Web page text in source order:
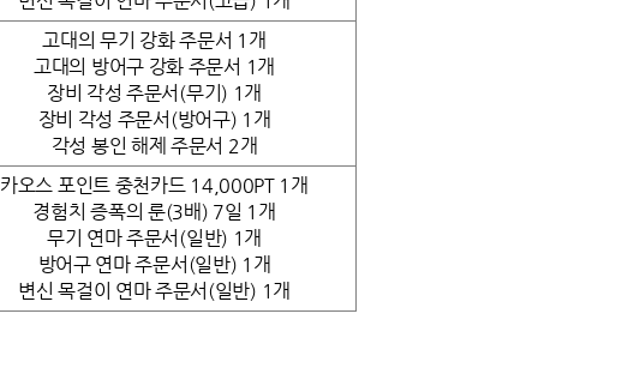
고대의 무기 강화 주문서 1개
고대의 방어구 강화 주문서 1개
장비 각성 주문서(무기) 1개
장비 각성 주문서(방어구) 1개
각성 봉인 해제 주문서 2개
카오스 포인트 중천카드 14,000PT 1개
경험치 증폭의 룬(3배) 7일 1개
무기 연마 주문서(일반) 1개
방어구 연마 주문서(일반) 1개
변신 목걸이 연마 주문서(일반) 1개